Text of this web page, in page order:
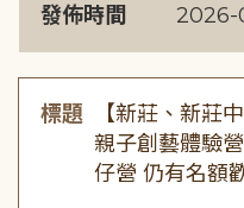
發佈時間
標題
【新莊、新莊
親子創藝體驗
仔營 仍有名額